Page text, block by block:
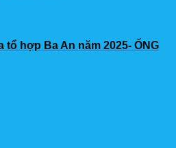
tổ hợp Ba An năm 2025- ỐNG